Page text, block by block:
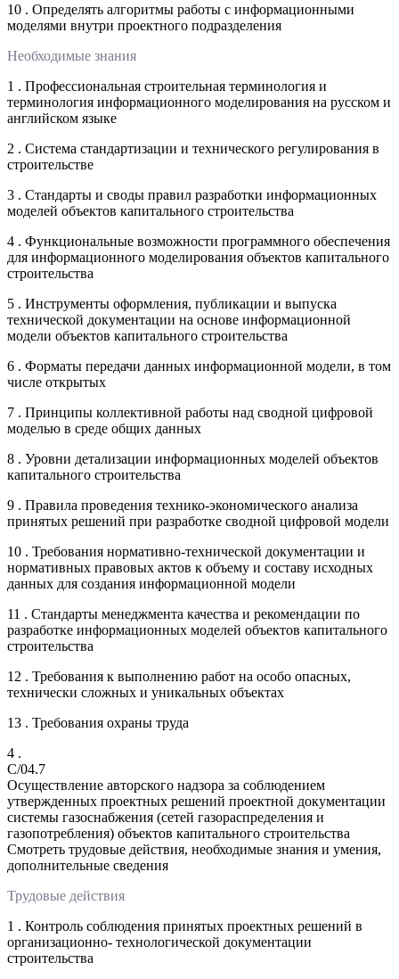
10 . Определять алгоритмы работы с информационными
моделями внутри проектного подразделения
Необходимые знания
1 . Профессиональная строительная терминология и
терминология информационного моделирования на русском и
английском языке
2 . Система стандартизации и технического регулирования в
строительстве
3 . Стандарты и своды правил разработки информационных
моделей объектов капитального строительства
4 . Функциональные возможности программного обеспечения
для информационного моделирования объектов капитального
строительства
5 . Инструменты оформления, публикации и выпуска
технической документации на основе информационной
модели объектов капитального строительства
6 . Форматы передачи данных информационной модели, в том
числе открытых
7 . Принципы коллективной работы над сводной цифровой
моделью в среде общих данных
8 . Уровни детализации информационных моделей объектов
капитального строительства
9 . Правила проведения технико-экономического анализа
принятых решений при разработке сводной цифровой модели
10 . Требования нормативно-технической документации и
нормативных правовых актов к объему и составу исходных
данных для создания информационной модели
11 . Стандарты менеджмента качества и рекомендации по
разработке информационных моделей объектов капитального
строительства
12 . Требования к выполнению работ на особо опасных,
технически сложных и уникальных объектах
13 . Требования охраны труда
4 .
C/04.7
Осуществление авторского надзора за соблюдением
утвержденных проектных решений проектной документации
системы газоснабжения (сетей газораспределения и
газопотребления) объектов капитального строительства
Смотреть трудовые действия, необходимые знания и умения,
дополнительные сведения
Трудовые действия
1 . Контроль соблюдения принятых проектных решений в
организационно- технологической документации
строительства